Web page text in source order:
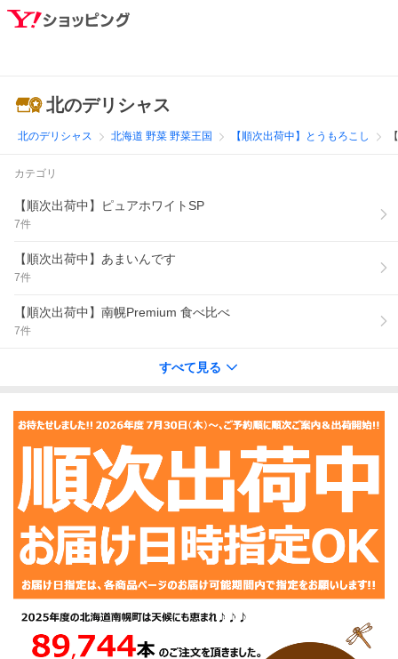
北のデリシャス
北のデリシャス 北海道 野菜 野菜王国 【順次出荷中】とうもろこし
カテゴリ
【順次出荷中】ピュアホワイトSP
7件
【順次出荷中】あまいんです
7件
【順次出荷中】南幌Premium 食べ比べ
7件
すべて見る